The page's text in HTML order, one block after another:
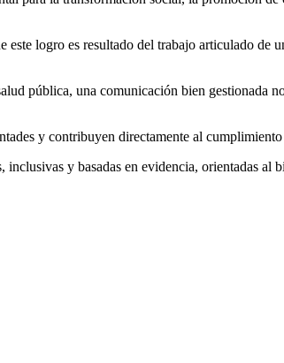
logro es resultado del trabajo articulado de
pública, una comunicación bien gestionada
y contribuyen directamente al
y basadas en evidencia, orientadas al